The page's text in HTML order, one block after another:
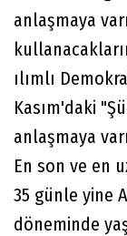
anlaşmaya
ılımlı
Kasım'daki
anlaşmaya
En son ve en
35 günle yine
döneminde